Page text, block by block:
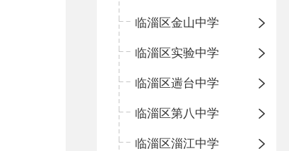
临淄区金山中学
临淄区实验中学
临淄区遄台中学
临淄区第八中学
临淄区淄江中学